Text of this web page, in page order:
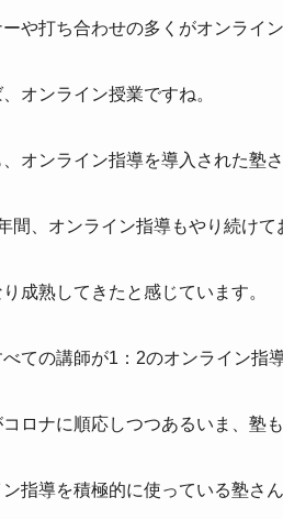
や打ち合わせの多くがオンライ
オンライン授業ですね。
オンライン指導を導入された塾
間、オンライン指導もやり続けて
成熟してきたと感じています。
ての講師が1：2のオンライン指
ロナに順応しつつあるいま、塾
指導を積極的に使っている塾さ